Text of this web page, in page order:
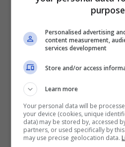
Personalised advertising
content measurement,
services development
Store and/or access
Learn more
Your personal data will be
your device (cookies, unique
data) may be stored by, accessed
partners, or used specifically by
may use precise geolocation data.